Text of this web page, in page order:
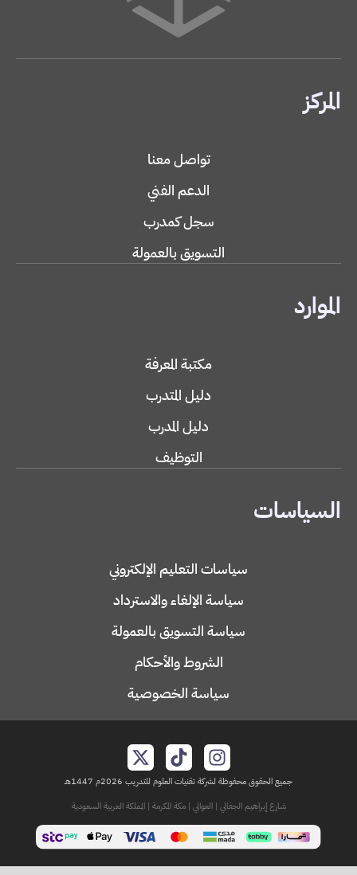
المركز
تواصل معنا
الدعم الفني
سجل كمدرب
التسويق بالعمولة
الموارد
مكتبة المعرفة
دليل المتدرب
دليل المدرب
التوظيف
السياسات
سياسات التعليم الإلكتروني
سياسة الإلغاء والاسترداد
سياسة التسويق بالعمولة
الشروط والأحكام
سياسة الخصوصية